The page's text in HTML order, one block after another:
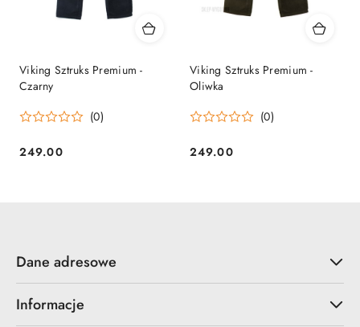
Viking Sztruks Premium -
Czarny
(0)
Cena:
249.00
Viking Sztruks Premium -
Oliwka
(0)
Cena:
249.00
Dane adresowe
Informacje